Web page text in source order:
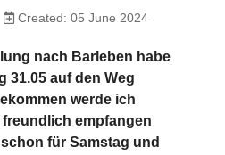
Created: 05 June 2024
nach Barleben habe
31.05 auf den Weg
werde ich
empfangen
für Samstag und